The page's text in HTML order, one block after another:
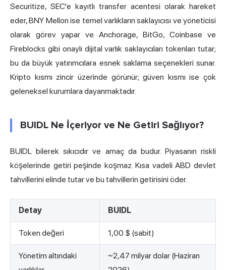
Securitize, SEC'e kayıtlı transfer acentesi olarak hareket
eder, BNY Mellon ise temel varlıkların saklayıcısı ve yöneticisi
olarak görev yapar ve Anchorage, BitGo, Coinbase ve
Fireblocks gibi onaylı dijital varlık saklayıcıları tokenları tutar;
bu da büyük yatırımcılara esnek saklama seçenekleri sunar.
Kripto kısmı zincir üzerinde görünür; güven kısmı ise çok
geleneksel kurumlara dayanmaktadır.
BUIDL Ne İçeriyor ve Ne Getiri Sağlıyor?
BUIDL bilerek sıkıcıdır ve amaç da budur. Piyasanın riskli
köşelerinde getiri peşinde koşmaz. Kısa vadeli ABD devlet
tahvillerini elinde tutar ve bu tahvillerin getirisini öder.
Detay BUIDL
Token değeri 1,00 $ (sabit)
Yönetim altındaki
~2,47 milyar dolar (Haziran